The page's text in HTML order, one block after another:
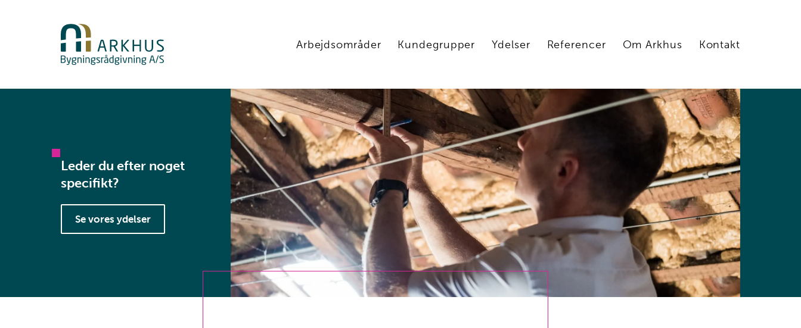
Arbejdsområder Kundegrupper Ydelser Referencer Om Arkhus Kontakt
Leder du efter noget
specifikt?
Se vores ydelser